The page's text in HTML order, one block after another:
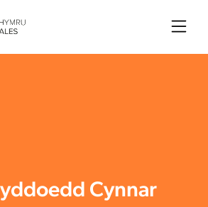
Search
Cynnar